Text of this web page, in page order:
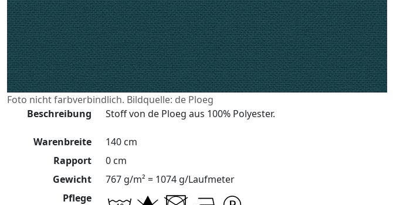
Foto nicht farbverbindlich. Bildquelle: de Ploeg
Beschreibung
Stoff von de Ploeg aus 100% Polyester.
Warenbreite
140 cm
Rapport
0 cm
Gewicht
767 g/m² = 1074 g/Laufmeter
Pflege